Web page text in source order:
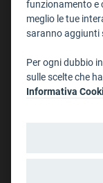
Format - Centro
Trentino Film
Dove Siamo
Struttura di
funzionamento e
meglio le tue
saranno aggiunti
Per ogni dubbio
sulle scelte che
Informativa